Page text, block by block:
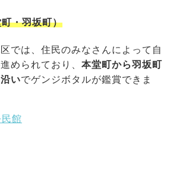
・羽坂町）
では、住民のみなさんによって自
められており、 本堂町から羽坂町
いでゲンジボタルが鑑賞できま
館